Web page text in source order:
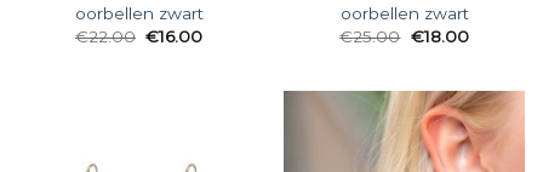
oorbellen zwart
€22.00 €16.00
oorbellen zwart
€25.00 €18.00